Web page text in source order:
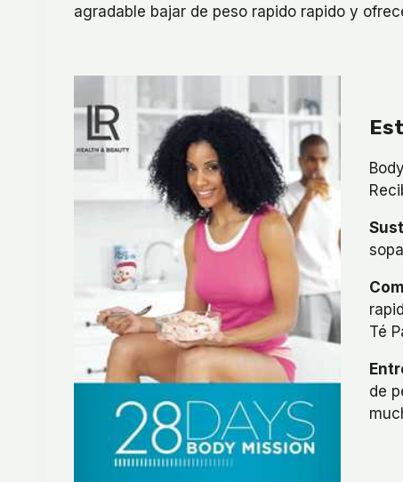
agradable bajar de peso rapido rapido y
Té
de